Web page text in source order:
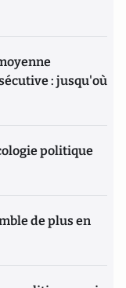
: jusqu'où
politique
de plus en